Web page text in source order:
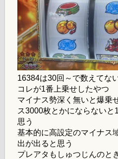
16384は30回～で数えてな
コレが1番上乗せしたやつ
マイナス勢深く無いと爆乗
ス3000枚とかにならないと
思う
基本的に高設定のマイナス
出が出ると思う
プレアタもしゅつじんのと